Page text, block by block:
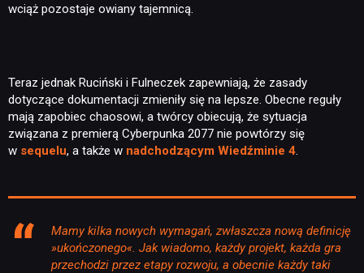
wciąż pozostaje owiany tajemnicą.
Teraz jednak Ruciński i Fulneczek zapewniają, że zasady
dotyczące dokumentacji zmieniły się na lepsze. Obecne reguły
mają zapobiec chaosowi, a twórcy obiecują, że sytuacja
związana z premierą Cyberpunka 2077 nie powtórzy się
w sequelu, a także w nadchodzącym Wiedźminie 4
Mamy kilka nowych wymagań, zwłaszcza nową definicję
»ukończonego«. Jak wiadomo, każdy projekt, każda gra
przechodzi przez etapy rozwoju, a obecnie każdy taki